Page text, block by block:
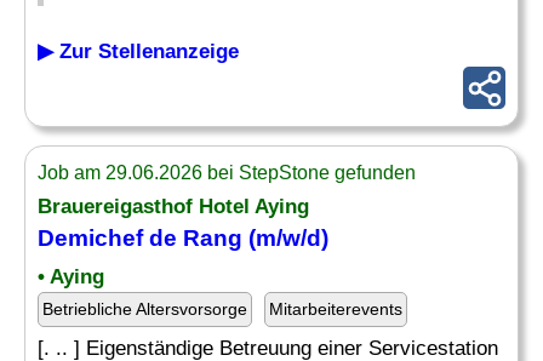
▶ Zur Stellenanzeige
Job am 29.06.2026 bei StepStone gefunden
Brauereigasthof Hotel Aying
Demichef de Rang (m/w/d)
• Aying
Betriebliche Altersvorsorge Mitarbeiterevents
[. .. ] Eigenständige Betreuung einer Servicestation